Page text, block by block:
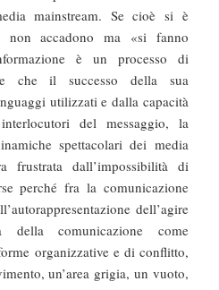
mainstream. Se cioè si è
non accadono ma «si fanno
è un processo di
che il successo della sua
utilizzati e dalla capacità
del messaggio, la
spettacolari dei media
frustrata dall’impossibilità di
perché fra la comunicazione
dell’agire
comunicazione come
organizzative e di conflitto,
un’area grigia, un vuoto,